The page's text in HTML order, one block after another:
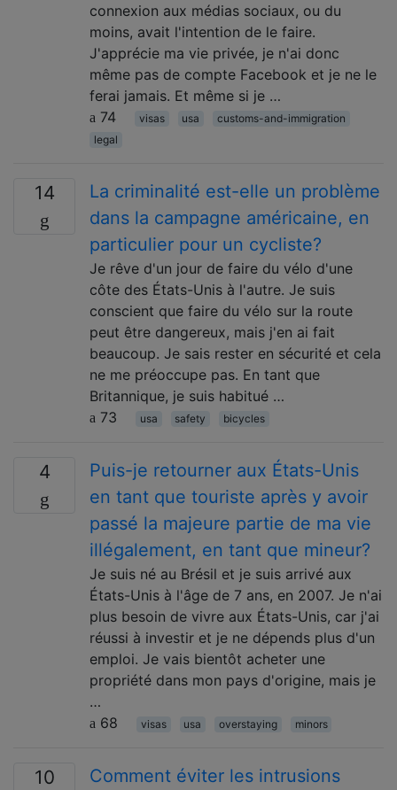
connexion aux médias sociaux, ou du
moins, avait l'intention de le faire.
J'apprécie ma vie privée, je n'ai donc
même pas de compte Facebook et je ne le
ferai jamais. Et même si je …
74
visas usa
customs-and-immigration
legal
14
La criminalité est-elle un problème
dans la campagne américaine, en
particulier pour un cycliste?
Je rêve d'un jour de faire du vélo d'une
côte des États-Unis à l'autre. Je suis
conscient que faire du vélo sur la route
peut être dangereux, mais j'en ai fait
beaucoup. Je sais rester en sécurité et cela
ne me préoccupe pas. En tant que
Britannique, je suis habitué …
73
usa safety bicycles
4
Puis-je retourner aux États-Unis
en tant que touriste après y avoir
passé la majeure partie de ma vie
illégalement, en tant que mineur?
Je suis né au Brésil et je suis arrivé aux
États-Unis à l'âge de 7 ans, en 2007. Je n'ai
plus besoin de vivre aux États-Unis, car j'ai
réussi à investir et je ne dépends plus d'un
emploi. Je vais bientôt acheter une
propriété dans mon pays d'origine, mais je
…
68
visas usa overstaying minors
10
Comment éviter les intrusions